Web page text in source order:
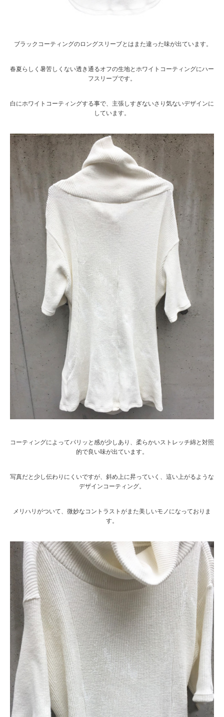
ブラックコーティングのロングスリーブとはまた違った味が出ています。
春夏らしく暑苦しくない透き通るオフの生地とホワイトコーティングにハー
フスリーブです。
白にホワイトコーティングする事で、主張しすぎないさり気ないデザインに
しています。
コーティングによってパリッと感が少しあり、柔らかいストレッチ綿と対照
的で良い味が出ています。
写真だと少し伝わりにくいですが、斜め上に昇っていく、這い上がるような
デザインコーティング。
メリハリがついて、微妙なコントラストがまた美しいモノになっておりま
す。